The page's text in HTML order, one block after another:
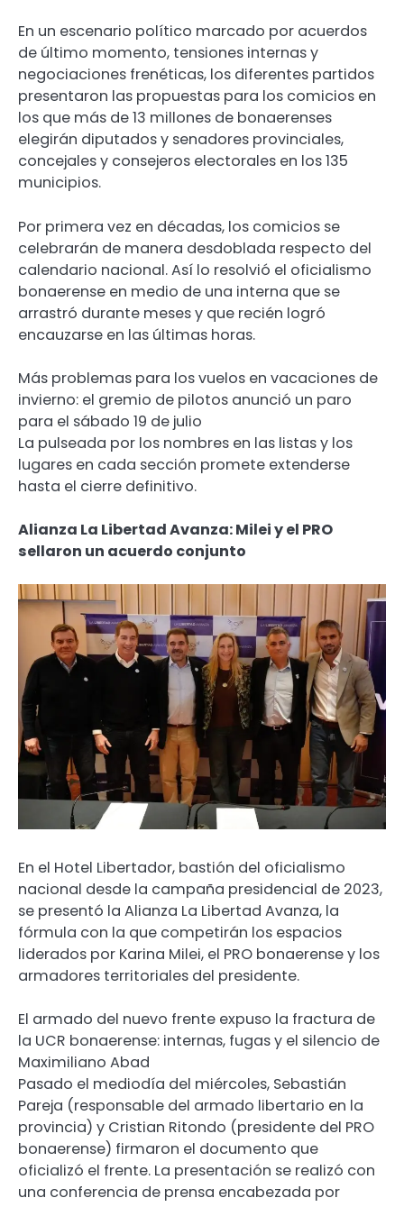
En un escenario político marcado por acuerdos
de último momento, tensiones internas y
negociaciones frenéticas, los diferentes partidos
presentaron las propuestas para los comicios en
los que más de 13 millones de bonaerenses
elegirán diputados y senadores provinciales,
concejales y consejeros electorales en los 135
municipios.
Por primera vez en décadas, los comicios se
celebrarán de manera desdoblada respecto del
calendario nacional. Así lo resolvió el oficialismo
bonaerense en medio de una interna que se
arrastró durante meses y que recién logró
encauzarse en las últimas horas.
Más problemas para los vuelos en vacaciones de
invierno: el gremio de pilotos anunció un paro
para el sábado 19 de julio
La pulseada por los nombres en las listas y los
lugares en cada sección promete extenderse
hasta el cierre definitivo.
Alianza La Libertad Avanza: Milei y el PRO
sellaron un acuerdo conjunto
En el Hotel Libertador, bastión del oficialismo
nacional desde la campaña presidencial de 2023,
se presentó la Alianza La Libertad Avanza, la
fórmula con la que competirán los espacios
liderados por Karina Milei, el PRO bonaerense y los
armadores territoriales del presidente.
El armado del nuevo frente expuso la fractura de
la UCR bonaerense: internas, fugas y el silencio de
Maximiliano Abad
Pasado el mediodía del miércoles, Sebastián
Pareja (responsable del armado libertario en la
provincia) y Cristian Ritondo (presidente del PRO
bonaerense) firmaron el documento que
oficializó el frente. La presentación se realizó con
una conferencia de prensa encabezada por